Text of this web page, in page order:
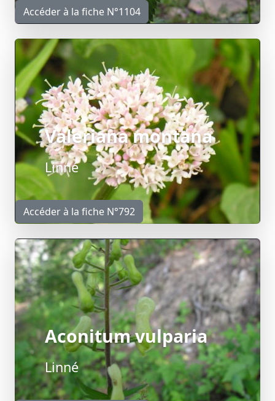
Accéder à la fiche N°1104
Valeriana montana
Linné
Accéder à la fiche N°792
Aconitum vulparia
Linné